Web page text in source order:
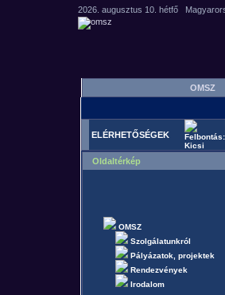
OMSZ
ELÉRHETŐSÉGEK
Oldaltérkép
OMSZ
Szolgálatunkról
Pályázatok, projektek
Rendezvények
Irodalom